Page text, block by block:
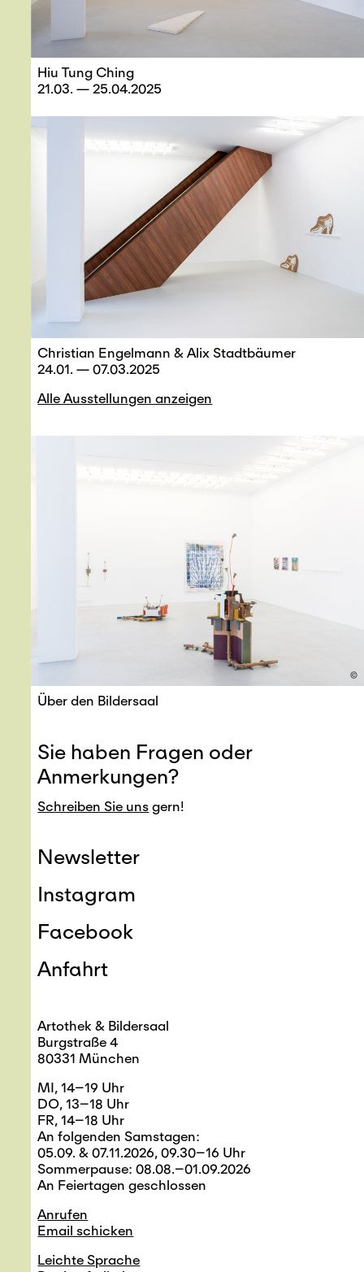
Hiu Tung Ching
21.03. — 25.04.2025
Christian Engelmann & Alix Stadtbäumer
24.01. — 07.03.2025
Alle Ausstellungen anzeigen
©
Über den Bildersaal
Sie haben Fragen oder
Anmerkungen?
Schreiben Sie uns gern!
Newsletter
Instagram
Facebook
Anfahrt
Artothek & Bildersaal
Burgstraße 4
80331 München
MI, 14–19 Uhr
DO, 13–18 Uhr
FR, 14–18 Uhr
An folgenden Samstagen:
05.09. & 07.11.2026, 09.30–16 Uhr
Sommerpause: 08.08.–01.09.2026
An Feiertagen geschlossen
Anrufen
Email schicken
Leichte Sprache